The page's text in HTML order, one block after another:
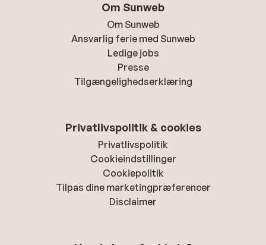
Om Sunweb
Om Sunweb
Ansvarlig ferie med Sunweb
Ledige jobs
Presse
Tilgængelighedserklæring
Privatlivspolitik & cookies
Privatlivspolitik
Cookieindstillinger
Cookiepolitik
Tilpas dine marketingpræferencer
Disclaimer